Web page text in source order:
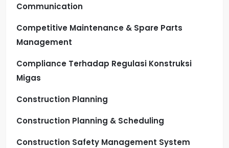
Communication
Competitive Maintenance & Spare Parts
Management
Compliance Terhadap Regulasi Konstruksi
Migas
Construction Planning
Construction Planning & Scheduling
Construction Safety Management System